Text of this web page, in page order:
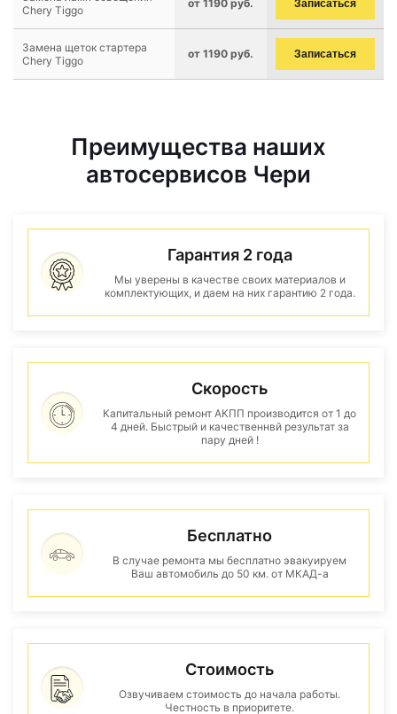
Chery Tiggo
от 1190 руб. Записаться
Замена щеток стартера
Chery Tiggo
от 1190 руб. Записаться
Преимущества наших
автосервисов Чери
Гарантия 2 года
Мы уверены в качестве своих материалов и
комплектующих, и даем на них гарантию 2 года.
Скорость
Капитальный ремонт АКПП производится от 1 до
4 дней. Быстрый и качественнвй результат за
пару дней !
Бесплатно
В случае ремонта мы бесплатно эвакуируем
Ваш автомобиль до 50 км. от МКАД-а
Стоимость
Озвучиваем стоимость до начала работы.
Честность в приоритете.